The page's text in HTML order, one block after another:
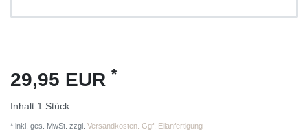
29,95 EUR *
Inhalt 1 Stück
* inkl. ges. MwSt. zzgl. Versandkosten. Ggf. Eilanfertigung